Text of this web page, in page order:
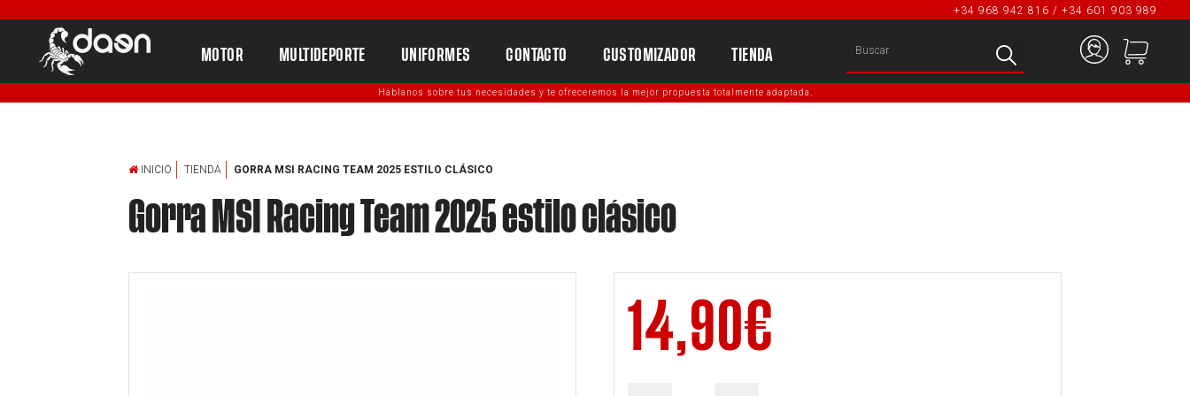
+34 968 942 816 / +34 601 903 989
MOTOR MULTIDEPORTE UNIFORMES CONTACTO CUSTOMIZADOR TIENDA
Háblanos sobre tus necesidades y te ofreceremos la mejor propuesta totalmente adaptada.
INICIO TIENDA GORRA MSI RACING TEAM 2025 ESTILO CLÁSICO
Gorra MSI Racing Team 2025 estilo clásico
14,90€